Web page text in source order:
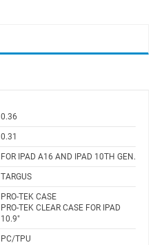
0.36
0.31
FOR IPAD A16 AND IPAD 10TH GEN.
TARGUS
PRO-TEK CASE
PRO-TEK CLEAR CASE FOR IPAD
10.9"
PC/TPU